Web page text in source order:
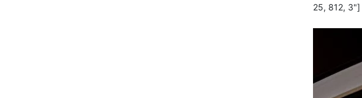
25, 812, 3"]